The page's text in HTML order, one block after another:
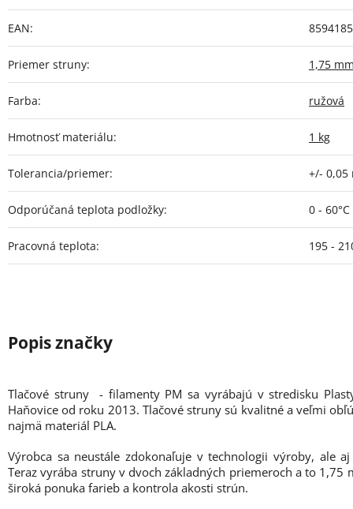
EAN:
Priemer struny: 1,75
Farba: ružová
Hmotnosť materiálu: 1 kg
Tolerancia/priemer: +/- 0,05
Odporúčaná teplota podložky: 0 - 60°C
Pracovná teplota: 195 -
Tlačové struny - filamenty PM sa vyrábajú v stredisku
Haňovice od roku 2013. Tlačové struny sú kvalitné a veľmi
najmä materiál PLA.
Výrobca sa neustále zdokonaľuje v technologii výroby, ale
Teraz vyrába struny v dvoch základných priemeroch a to 1,75
široká ponuka farieb a kontrola akosti strún.